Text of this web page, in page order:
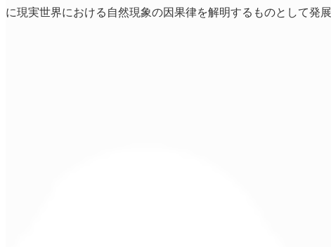
に現実世界における自然現象の因果律を解明するものとして発